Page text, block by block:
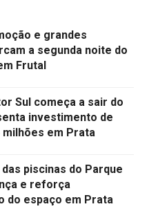
e grandes
a segunda noite do
Frutal
Sul começa a sair do
investimento de
milhões em Prata
piscinas do Parque
e reforça
do espaço em Prata